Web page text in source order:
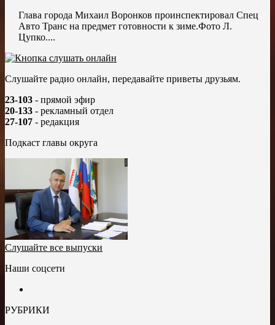
Глава города Михаил Воронков проинспектировал Спец
Авто Транс на предмет готовности к зиме.Фото Л.
Цупко....
Слушайте радио онлайн, передавайте приветы друзьям.
23-103 - прямой эфир
20-133 - рекламный отдел
27-107 - редакция
Подкаст главы округа
Слушайте все выпуски
Наши соцсети
РУБРИКИ